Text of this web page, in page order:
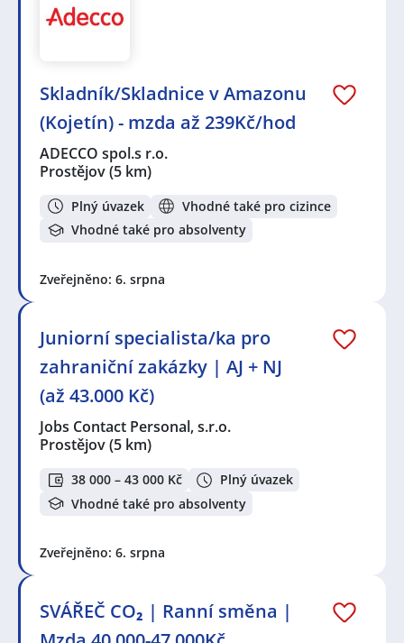
Skladník/Skladnice v Amazonu
(Kojetín) - mzda až 239Kč/hod
ADECCO spol.s r.o.
Prostějov(5 km)
Plný úvazek
Vhodné také pro cizince
Vhodné také pro absolventy
Zveřejněno: 6. srpna
Juniorní specialista/ka pro
zahraniční zakázky | AJ + NJ
(až 43.000 Kč)
Jobs Contact Personal, s.r.o.
Prostějov(5 km)
38 000 – 43 000 Kč
Plný úvazek
Vhodné také pro absolventy
Zveřejněno: 6. srpna
SVÁŘEČ CO₂ | Ranní směna |